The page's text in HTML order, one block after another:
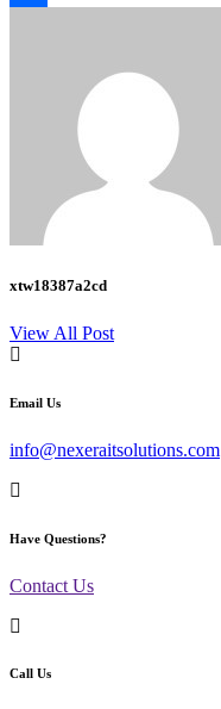
xtw18387a2cd
View All Post
Email Us
info@nexeraitsolutions.com
Have Questions?
Contact Us
Call Us